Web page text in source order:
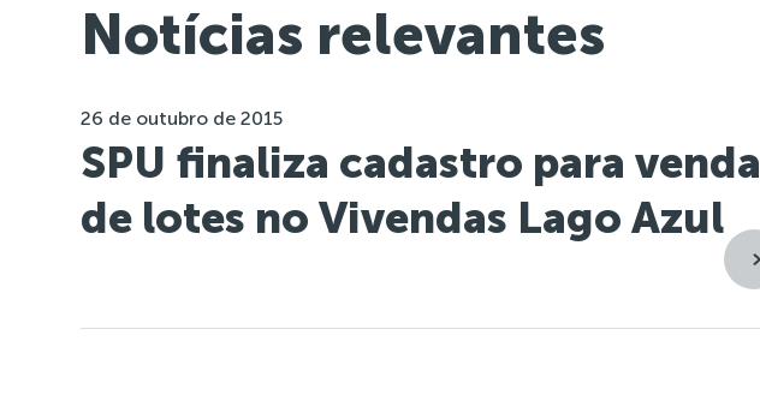
Notícias relevantes
26 de outubro de 2015
SPU finaliza cadastro para venda
de lotes no Vivendas Lago Azul